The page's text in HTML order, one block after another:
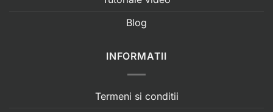
Blog
INFORMATII
Termeni si conditii